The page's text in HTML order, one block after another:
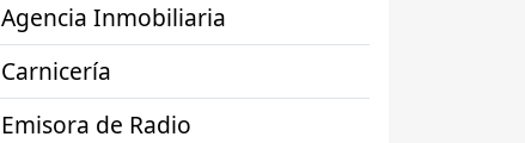
Agencia Inmobiliaria
Carnicería
Emisora de Radio